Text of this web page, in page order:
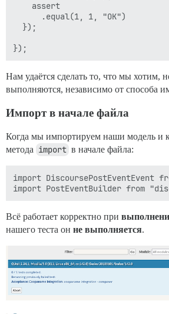
    assert
      .equal(1, 1, "OK")
  });
Нам удаётся сделать то, что мы хотим,
выполняются, независимо от способа
Импорт в начале файла
Когда мы импортируем наши модель и
метода import в начале файла:
import DiscoursePostEventEvent
Всё работает корректно при
нашего теста он не выполняется.